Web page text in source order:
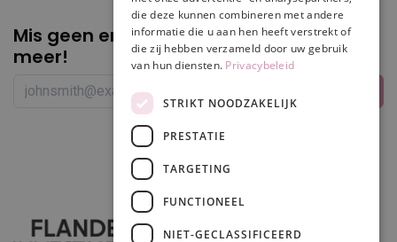
Mis geen enkelepromotie of korting
meer!
die deze kunnen combineren met andere
informatie die u aan hen heeft verstrekt of
die zij hebben verzameld door uw gebruik
van hun diensten. Privacybeleid
STRIKT NOODZAKELIJK
PRESTATIE
TARGETING
FUNCTIONEEL
NIET-GECLASSIFICEERD